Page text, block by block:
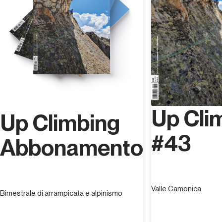
disgaggi e consolidamenti.
Up Climbing
Abbonamento
Bimestrale di arrampicata e alpinismo
Up
#43
Valle Camonica